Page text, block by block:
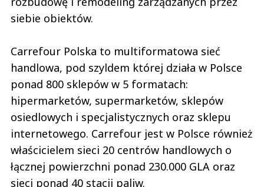
siebie obiektów.
Carrefour Polska to multiformatowa sieć
handlowa, pod szyldem której działa w Polsce
ponad 800 sklepów w 5 formatach:
hipermarketów, supermarketów, sklepów
osiedlowych i specjalistycznych oraz sklepu
internetowego. Carrefour jest w Polsce również
właścicielem sieci 20 centrów handlowych o
łącznej powierzchni ponad 230.000 GLA oraz
sieci ponad 40 stacji paliw.